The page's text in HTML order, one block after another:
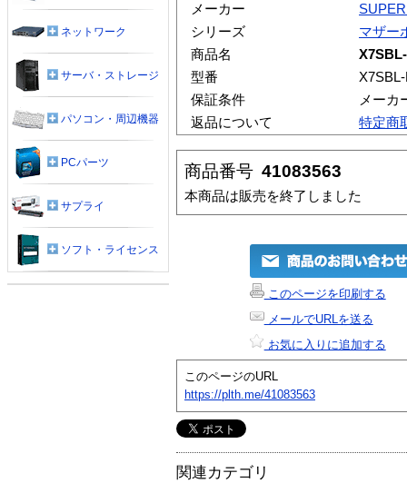
メーカー
シリーズ
マザー
商品名
型番
保証条件
メーカ
返品について
特定商
商品番号 41083563
本商品は販売を終了しました
このページを印刷する
メールでURLを送る
お気に入りに追加する
このページのURL
https://plth.me/41083563
関連カテゴリ
ネットワーク
サーバ・ストレージ
パソコン・周辺機器
PCパーツ
サプライ
ソフト・ライセンス